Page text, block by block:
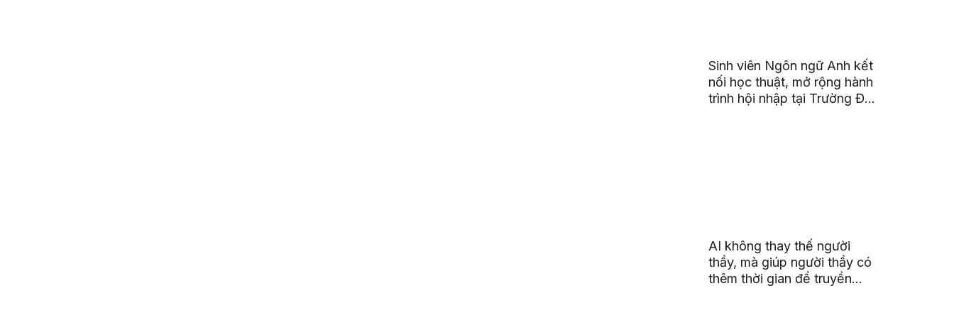
Sinh viên Ngôn ngữ Anh kết
nối học thuật, mở rộng hành
trình hội nhập tại Trường Đại
AI không thay thế người
thầy, mà giúp người thầy có
thêm thời gian để truyền